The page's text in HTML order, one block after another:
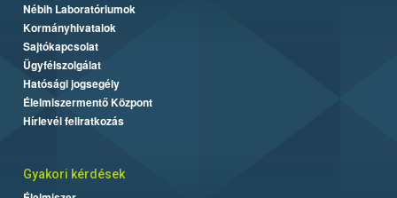
Nébih Laboratóriumok
Kormányhivatalok
Sajtókapcsolat
Ügyfélszolgálat
Hatósági jogsegély
Élelmiszermentő Központ
Hírlevél feliratkozás
Gyakori kérdések